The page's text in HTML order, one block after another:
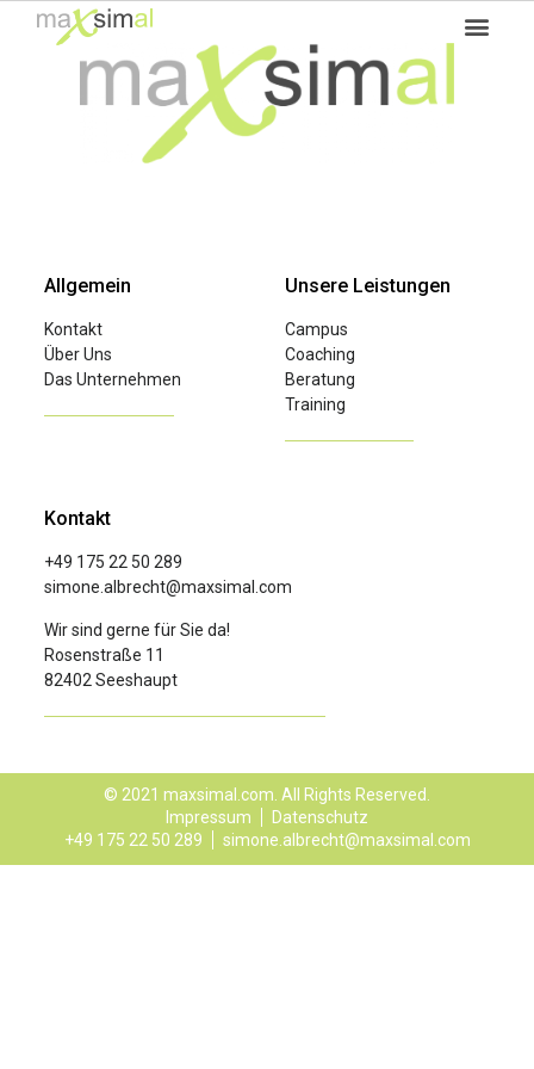
Allgemein
Kontakt
Über Uns
Das Unternehmen
Unsere Leistungen
Campus
Coaching
Beratung
Training
Kontakt
+49 175 22 50 289
simone.albrecht@maxsimal.com
Wir sind gerne für Sie da!
Rosenstraße 11
82402 Seeshaupt
© 2021 maxsimal.com. All Rights Reserved.
Impressum
Datenschutz
+49 175 22 50 289
simone.albrecht@maxsimal.com